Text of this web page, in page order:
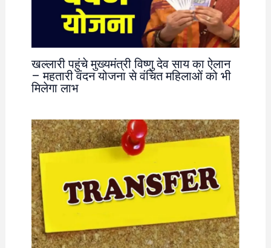
खल्लारी पहुंचे मुख्यमंत्री विष्णु देव साय का ऐलान
– महतारी वंदन योजना से वंचित महिलाओं को भी
मिलेगा लाभ